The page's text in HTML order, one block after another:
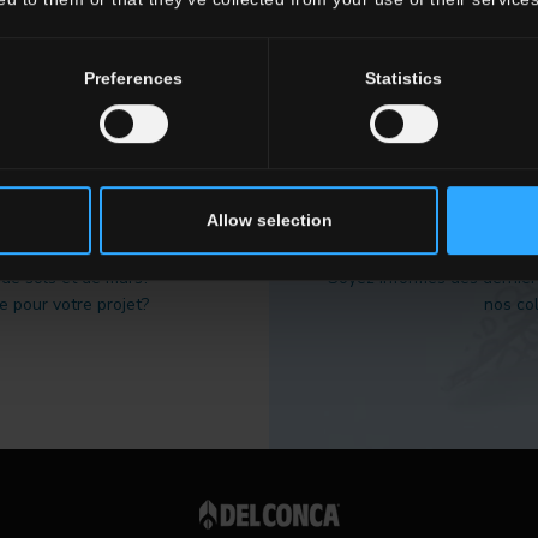
Preferences Statistics
Allow selection
sols et de murs?
pour votre projet?
Soyez informés des
nos